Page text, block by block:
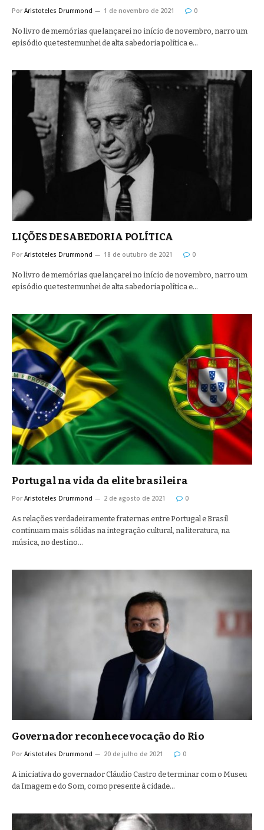
Por Aristoteles Drummond 1 de novembro de 2021 0
No livro de memórias que lançarei no início de novembro, narro um
episódio que testemunhei de alta sabedoria política e…
LIÇÕES DE SABEDORIA POLÍTICA
Por Aristoteles Drummond 18 de outubro de 2021 0
No livro de memórias que lançarei no início de novembro, narro um
episódio que testemunhei de alta sabedoria política e…
Portugal na vida da elite brasileira
Por Aristoteles Drummond 2 de agosto de 2021 0
As relações verdadeiramente fraternas entre Portugal e Brasil
continuam mais sólidas na integração cultural, na literatura, na
música, no destino…
Governador reconhece vocação do Rio
Por Aristoteles Drummond 20 de julho de 2021 0
A iniciativa do governador Cláudio Castro de terminar com o Museu
da Imagem e do Som, como presente à cidade…